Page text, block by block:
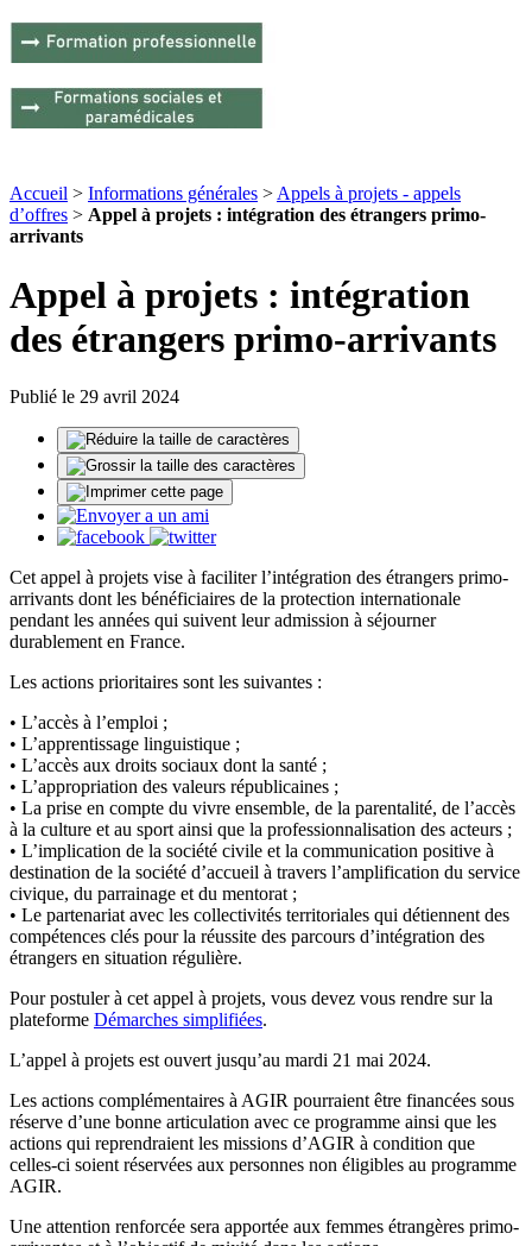
Accueil > Informations générales >Appels à projets - appels
d’offres > Appel à projets : intégration des étrangers primo-
arrivants
Appel à projets : intégration
des étrangers primo-arrivants
Publié le 29 avril 2024
Cet appel à projets vise à faciliter l’intégration des étrangers primo-
arrivants dont les bénéficiaires de la protection internationale
pendant les années qui suivent leur admission à séjourner
durablement en France.
Les actions prioritaires sont les suivantes :
• L’accès à l’emploi ;
• L’apprentissage linguistique ;
• L’accès aux droits sociaux dont la santé ;
• L’appropriation des valeurs républicaines ;
• La prise en compte du vivre ensemble, de la parentalité, de l’accès
à la culture et au sport ainsi que la professionnalisation des acteurs ;
• L’implication de la société civile et la communication positive à
destination de la société d’accueil à travers l’amplification du service
civique, du parrainage et du mentorat ;
• Le partenariat avec les collectivités territoriales qui détiennent des
compétences clés pour la réussite des parcours d’intégration des
étrangers en situation régulière.
Pour postuler à cet appel à projets, vous devez vous rendre sur la
plateforme Démarches simplifiées.
L’appel à projets est ouvert jusqu’au mardi 21 mai 2024.
Les actions complémentaires à AGIR pourraient être financées sous
réserve d’une bonne articulation avec ce programme ainsi que les
actions qui reprendraient les missions d’AGIR à condition que
celles-ci soient réservées aux personnes non éligibles au programme
AGIR.
Une attention renforcée sera apportée aux femmes étrangères primo-